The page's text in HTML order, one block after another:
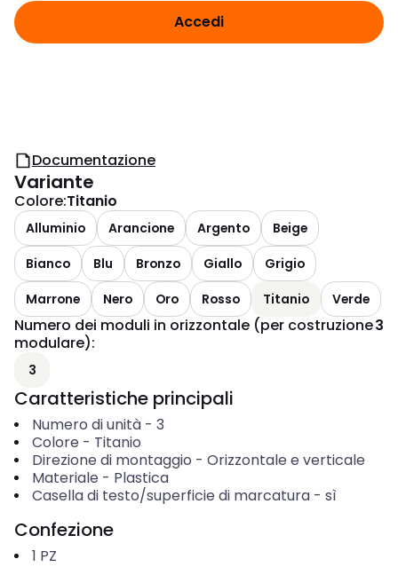
Accedi
Documentazione
Variante
Colore:Titanio
Alluminio Arancione Argento
Beige
Bianco
Blu Bronzo Giallo
Grigio
Marrone
Nero Oro Rosso Titanio Verde
Numero dei moduli in orizzontale (per costruzione
modulare):
3
3
Caratteristiche principali
Numero di unità- 3
Colore - Titanio
Direzione di montaggio - Orizzontale e verticale
Materiale - Plastica
Casella di testo/superficie di marcatura- sì
Confezione
1 PZ